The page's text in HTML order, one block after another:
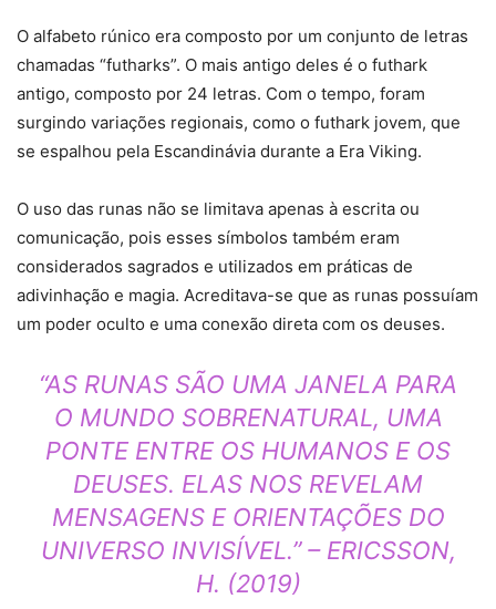
O alfabeto rúnico era composto por um conjunto de letras
chamadas “futharks”. O mais antigo deles é o futhark
antigo, composto por 24 letras. Com o tempo, foram
surgindo variações regionais, como o futhark jovem, que
se espalhou pela Escandinávia durante a Era Viking.
O uso das runas não se limitava apenas à escrita ou
comunicação, pois esses símbolos também eram
considerados sagrados e utilizados em práticas de
adivinhação e magia. Acreditava-se que as runas possuíam
um poder oculto e uma conexão direta com os deuses.
“AS RUNAS SÃO UMA JANELA PARA
O MUNDO SOBRENATURAL, UMA
PONTE ENTRE OS HUMANOS E OS
DEUSES. ELAS NOS REVELAM
MENSAGENS E ORIENTAÇÕES DO
UNIVERSO INVISÍVEL.” – ERICSSON,
H. (2019)